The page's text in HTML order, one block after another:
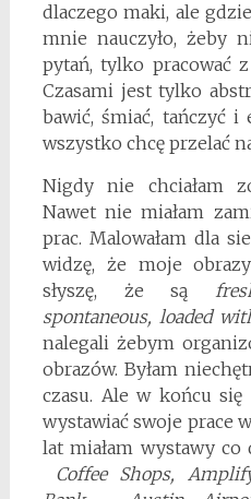
dlaczego maki, ale
mnie nauczyło, żeby
pytań, tylko pracować
Czasami jest tylko
bawić, śmiać, tańczyć
wszystko chcę przelać
Nigdy nie chciałam
Nawet nie miałam
prac. Malowałam dla
widzę, że moje
słyszę, że są
spontaneous, loaded
nalegali żebym
obrazów. Byłam
czasu. Ale w końcu się
wystawiać swoje prace
lat miałam wystawy
Coffee Shops,